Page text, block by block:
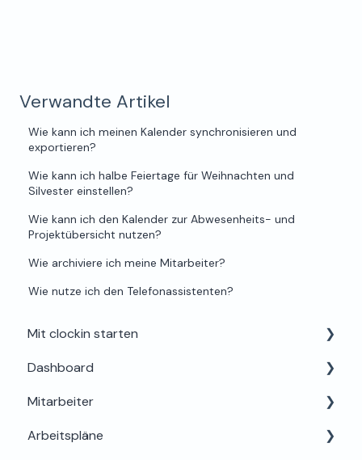
Verwandte Artikel
Wie kann ich meinen Kalender synchronisieren und
exportieren?
Wie kann ich halbe Feiertage für Weihnachten und
Silvester einstellen?
Wie kann ich den Kalender zur Abwesenheits- und
Projektübersicht nutzen?
Wie archiviere ich meine Mitarbeiter?
Wie nutze ich den Telefonassistenten?
Mit clockin starten
Einrichtung für Admins
Alles rund um Testphase, Buchung & Lizenzen
Support & Hilfe
Dashboard
Dein Profil
Mitarbeiter
Mein Bereich
Arbeitspläne